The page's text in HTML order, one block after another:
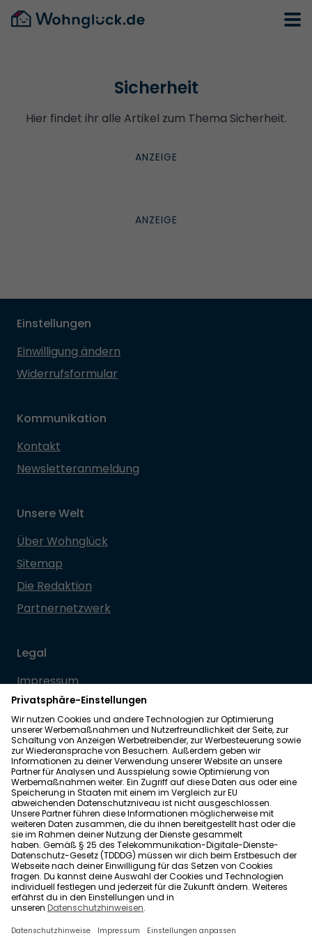
Sicherheit
Hier findet ihr alle Artikel zum Thema Sicherheit.
Einstellungen
Einwilligung ändern
Widerrufsformular
Kommunikation
Kontakt
Newsletteranmeldung
Unsere Welt
Über Wohnglück
Sitemap
Die Redaktion
Partnernetzwerk
Legal
Impressum
Datenschutz
Allgemeine Geschäftsbedingungen
Barrierefreiheit
Wohnglück folgen